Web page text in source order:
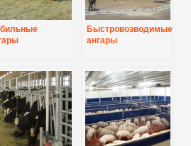
Быстровозводимые
ангары